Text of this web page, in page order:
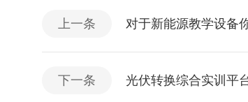
上一条 对于新能源教学设备
下一条 光伏转换综合实训平